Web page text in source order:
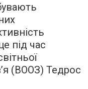
під час
(ВООЗ) Тедрос